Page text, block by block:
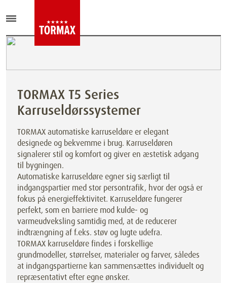
TORMAX T5 Series
Karruseldørssystemer
TORMAX automatiske karruseldøre er elegant
designede og bekvemme i brug. Karruseldøren
signalerer stil og komfort og giver en æstetisk adgang
til bygningen.
Automatiske karruseldøre egner sig særligt til
indgangspartier med stor persontrafik, hvor der også er
fokus på energieffektivitet. Karruseldøre fungerer
perfekt, som en barriere mod kulde- og
varmeudveksling samtidig med, at de reducerer
indtrængning af f.eks. støv og lugte udefra.
TORMAX karruseldøre findes i forskellige
grundmodeller, størrelser, materialer og farver, således
at indgangspartierne kan sammensættes individuelt og
repræsentativt efter egne ønsker.